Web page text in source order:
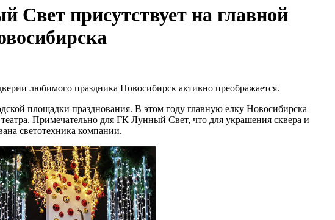
Свет присутствует на главной
любимого праздника Новосибирск активно преображается.
площадки празднования. В этом году главную елку Новосибирска
Примечательно для ГК Лунный Свет, что для украшения сквера и
светотехника компании.